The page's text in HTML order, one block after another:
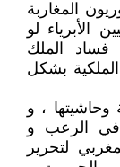
المغاربة
الأبرياء لو
الملك
بشكل
وحاشيتها ، و
في الرعب و
لتحرير